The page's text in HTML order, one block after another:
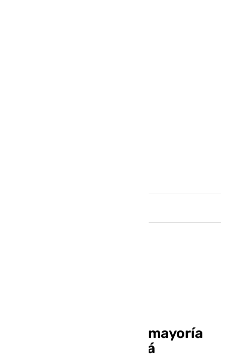
«prudencia» por una mayoría
absoluta que «no está